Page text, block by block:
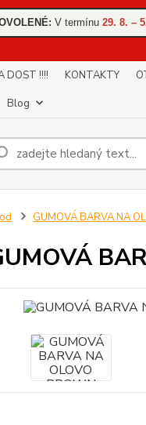
V termínu 29. 8. –
DOST !!!! KONTAKTY
Blog
GUMOVÁ BARVA NA